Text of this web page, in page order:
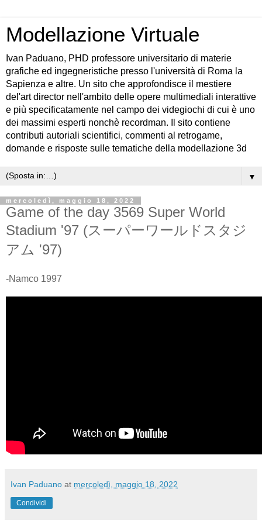
Modellazione Virtuale
Ivan Paduano, PHD professore universitario di materie
grafiche ed ingegneristiche presso l'università di Roma la
Sapienza e altre. Un sito che approfondisce il mestiere
del'art director nell'ambito delle opere multimediali interattive
e più specificatamente nel campo dei videgiochi di cui è uno
dei massimi esperti nonchè recordman. Il sito contiene
contributi autoriali scientifici, commenti al retrogame,
domande e risposte sulle tematiche della modellazione 3d
▼
mercoledì, maggio 18, 2022
Game of the day 3569 Super World
Stadium '97 (スーパーワールドスタジ
アム '97)
-Namco 1997
Ivan Paduano at mercoledì, maggio 18, 2022
Condividi